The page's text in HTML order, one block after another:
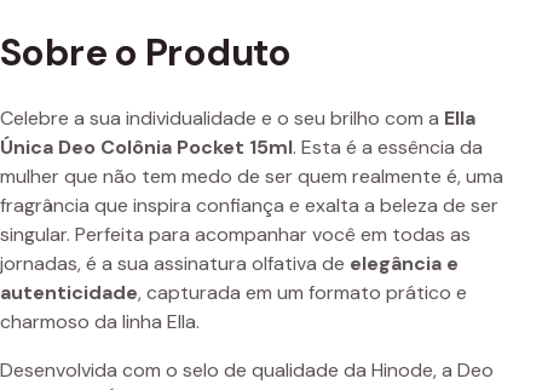
Sobre o Produto
Celebre a sua individualidade e o seu brilho com a Ella
Única Deo Colônia Pocket 15ml. Esta é a essência da
mulher que não tem medo de ser quem realmente é, uma
fragrância que inspira confiança e exalta a beleza de ser
singular. Perfeita para acompanhar você em todas as
jornadas, é a sua assinatura olfativa de elegância e
autenticidade, capturada em um formato prático e
charmoso da linha Ella.
Desenvolvida com o selo de qualidade da Hinode, a Deo